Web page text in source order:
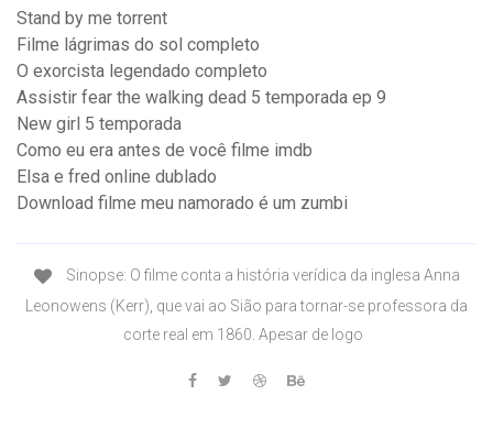
Stand by me torrent
Filme lágrimas do sol completo
O exorcista legendado completo
Assistir fear the walking dead 5 temporada ep 9
New girl 5 temporada
Como eu era antes de você filme imdb
Elsa e fred online dublado
Download filme meu namorado é um zumbi
Sinopse: O filme conta a história verídica da inglesa Anna
Leonowens (Kerr), que vai ao Sião para tornar-se professora da
corte real em 1860. Apesar de logo